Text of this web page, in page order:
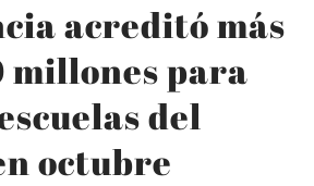
acreditó más
millones para
del
octubre